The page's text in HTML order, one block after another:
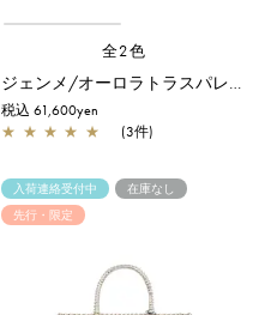
全2色
ジェンメ/オーロラトラスパレンテ【一部店舗先行販売商品】
税込 61,600yen
★ ★ ★ ★ ★ (3件)
入荷連絡受付中
在庫なし
先行・限定